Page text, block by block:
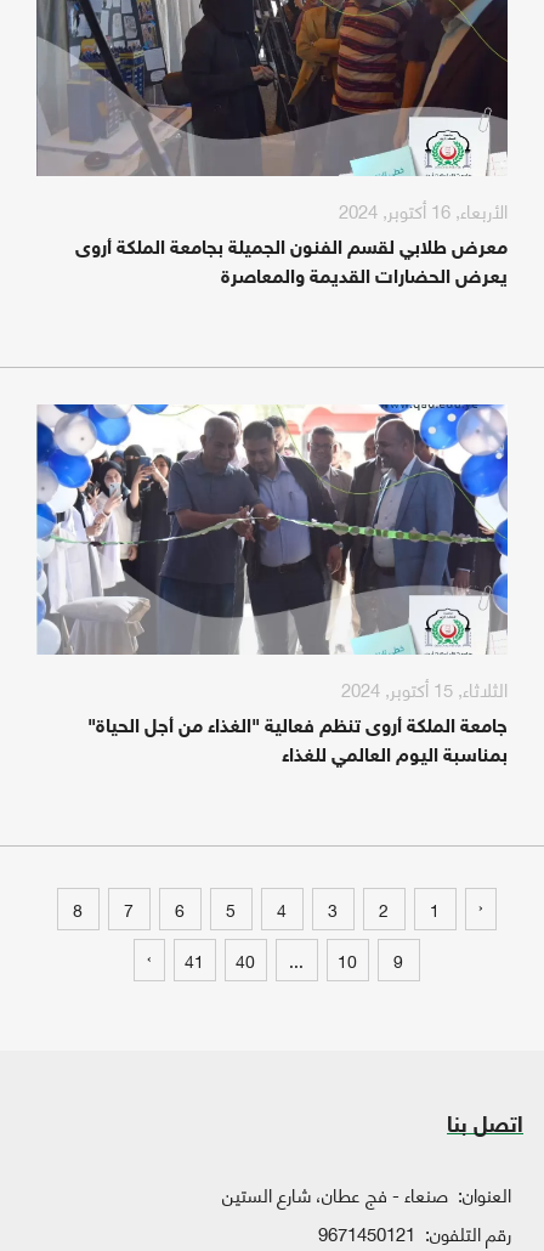
الأربعاء, 16 أكتوبر, 2024
معرض طلابي لقسم الفنون الجميلة بجامعة الملكة أروى
يعرض الحضارات القديمة والمعاصرة
الثلاثاء, 15 أكتوبر, 2024
جامعة الملكة أروى تنظم فعالية "الغذاء من أجل الحياة"
بمناسبة اليوم العالمي للغذاء
‹
1
2
3
4
5
6
7
8
9
10
...
40
41
›
اتصل بنا
العنوان: صنعاء - فج عطان، شارع الستين
رقم التلفون: 9671450121